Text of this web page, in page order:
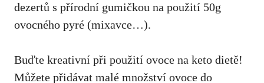
⁤dezertů s přírodní ​gumičkou na použití 50g
⁢ovocného pyré (mixavce…).
Buďte kreativní při použití ovoce na keto dietě!
Můžete přidávat malé množství ovoce do